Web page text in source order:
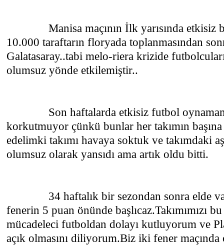
Manisa maçının İlk yarısında etkisiz bir
10.000 taraftarın floryada toplanmasından
Galatasaray..tabi melo-riera krizide
olumsuz yönde etkilemiştir..
Son haftalarda etkisiz futbol
korkutmuyor çünkü bunlar her takımın
edelimki takımı havaya soktuk ve takımdaki
olumsuz olarak yansıdı ama artık oldu bitti.
34 haftalık bir sezondan sonra elde
fenerin 5 puan önünde başlıcaz.Takımımızı
mücadeleci futboldan dolayı kutluyorum ve
açık olmasını diliyorum.Biz iki fener maçında